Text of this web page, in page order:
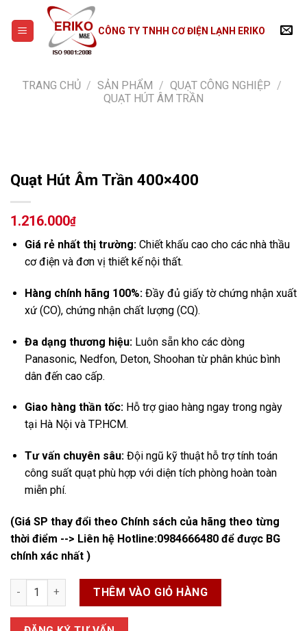
content
CÔNG TY TNHH CƠ ĐIỆN LẠNH ERIKO
TRANG CHỦ / SẢN PHẨM / QUẠT CÔNG NGHIỆP /
QUẠT HÚT ÂM TRẦN
Quạt Hút Âm Trần 400×400
1.216.000₫
Giá rẻ nhất thị trường:Chiết khấu cao cho các nhà thầu
cơ điện và đơn vị thiết kế nội thất.
Hàng chính hãng 100%:Đầy đủ giấy tờ chứng nhận xuất
xứ (CO), chứng nhận chất lượng (CQ).
Đa dạng thương hiệu:Luôn sẵn kho các dòng
Panasonic, Nedfon, Deton, Shoohan từ phân khúc bình
dân đến cao cấp.
Giao hàng thần tốc:Hỗ trợ giao hàng ngay trong ngày
tại Hà Nội và TP.HCM.
Tư vấn chuyên sâu:Đội ngũ kỹ thuật hỗ trợ tính toán
công suất quạt phù hợp với diện tích phòng hoàn toàn
miễn phí.
(Giá SP thay đổi theo Chính sách của hãng theo từng
thời điểm --> Liên hệ Hotline:0984666480 để được BG
chính xác nhất )
Quạt Hút Âm Trần 400x400 số lượng
THÊM VÀO GIỎ HÀNG